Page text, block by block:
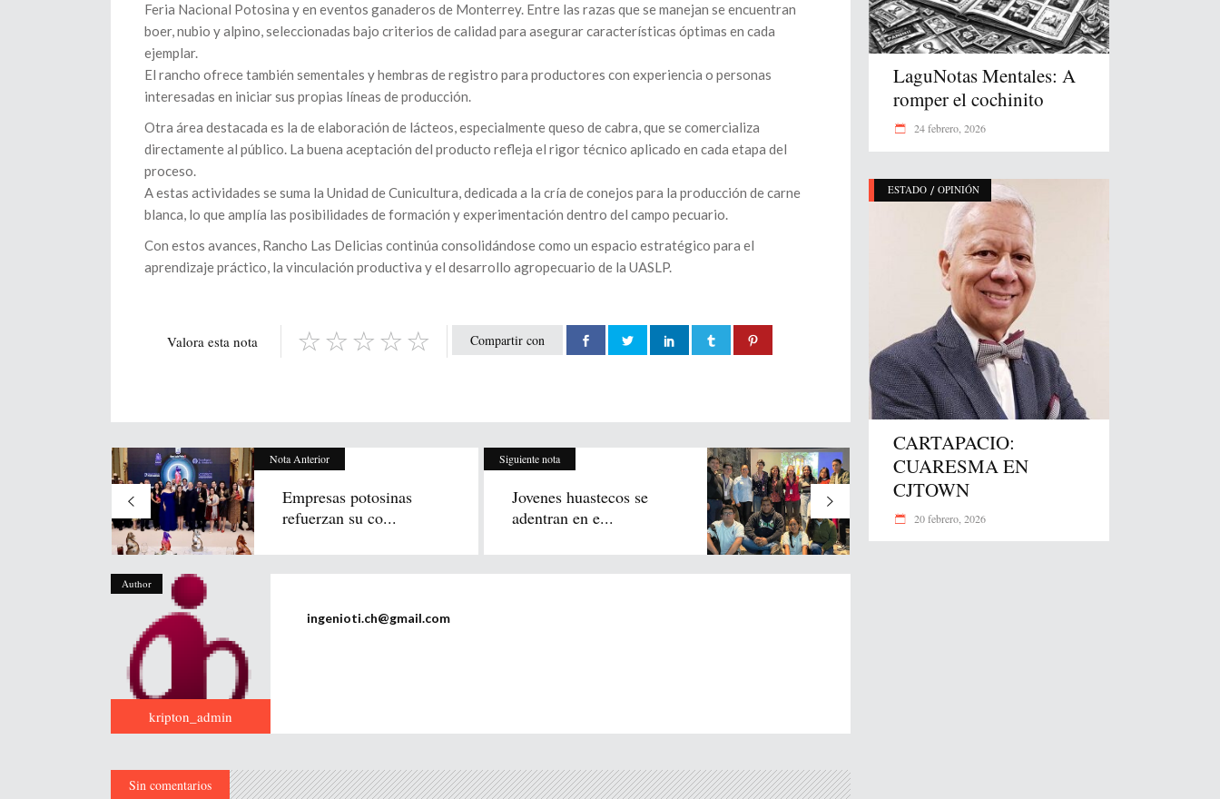
Feria Nacional Potosina y en eventos ganaderos de Monterrey. Entre las razas que se manejan se encuentran
boer, nubio y alpino, seleccionadas bajo criterios de calidad para asegurar características óptimas en cada
ejemplar.
El rancho ofrece también sementales y hembras de registro para productores con experiencia o personas
interesadas en iniciar sus propias líneas de producción.
Otra área destacada es la de elaboración de lácteos, especialmente queso de cabra, que se comercializa
directamente al público. La buena aceptación del producto refleja el rigor técnico aplicado en cada etapa del
proceso.
A estas actividades se suma la Unidad de Cunicultura, dedicada a la cría de conejos para la producción de carne
blanca, lo que amplía las posibilidades de formación y experimentación dentro del campo pecuario.
Con estos avances, Rancho Las Delicias continúa consolidándose como un espacio estratégico para el
aprendizaje práctico, la vinculación productiva y el desarrollo agropecuario de la UASLP.
Compartir con
Valora esta nota
Nota Anterior
Empresas potosinas
refuerzan su co...
Siguiente nota
Jovenes huastecos se
adentran en e...
Author
kripton_admin
ingenioti.ch@gmail.com
Sin comentarios
LaguNotas Mentales: A
romper el cochinito
24 febrero, 2026
ESTADO / OPINIÓN
CARTAPACIO:
CUARESMA EN
CJTOWN
20 febrero, 2026